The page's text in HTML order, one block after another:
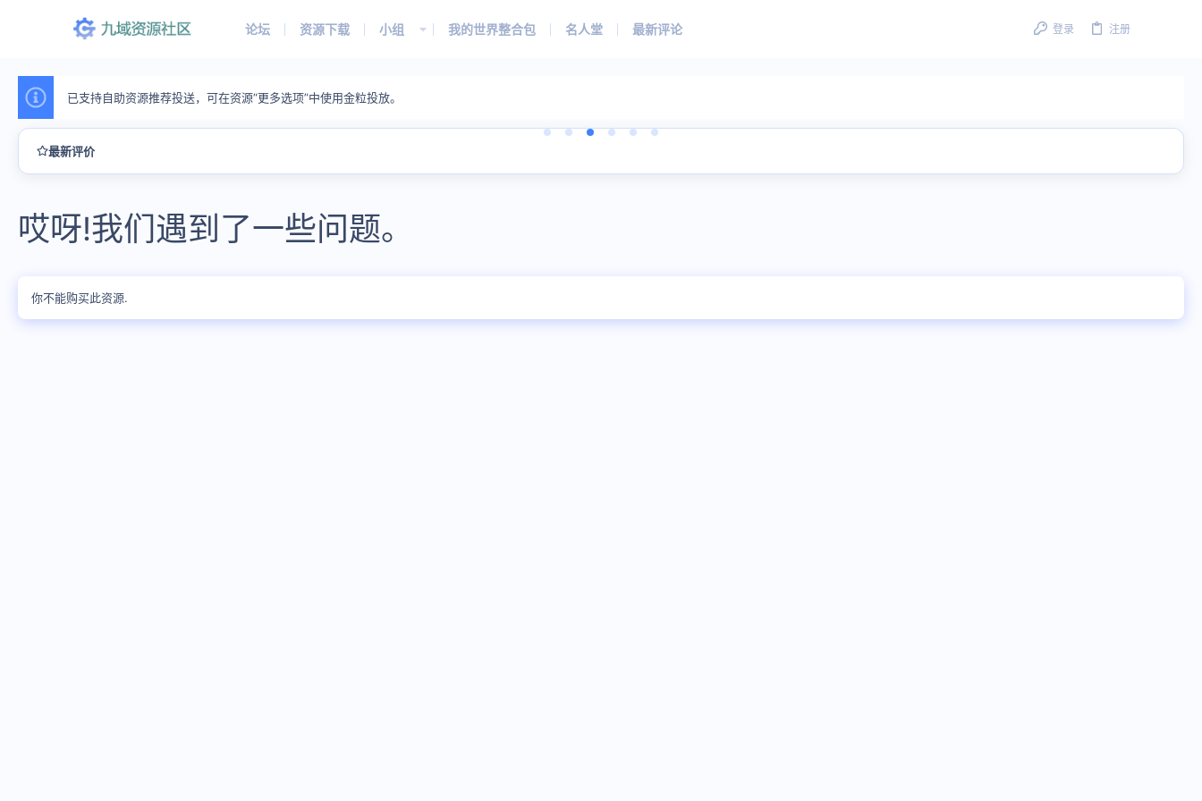
论坛 资源下载 小组 我的世界整合包 名人堂 最新评论 登录 注册
已支持自助资源推荐投送，可在资源“更多选项”中使用金粒投放。
最新评价
哎呀!我们遇到了一些问题。
你不能购买此资源.